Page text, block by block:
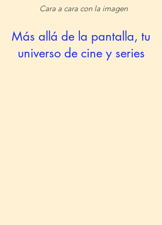
Cara a cara con la imagen
Más allá de la pantalla, tu
universo de cine y series